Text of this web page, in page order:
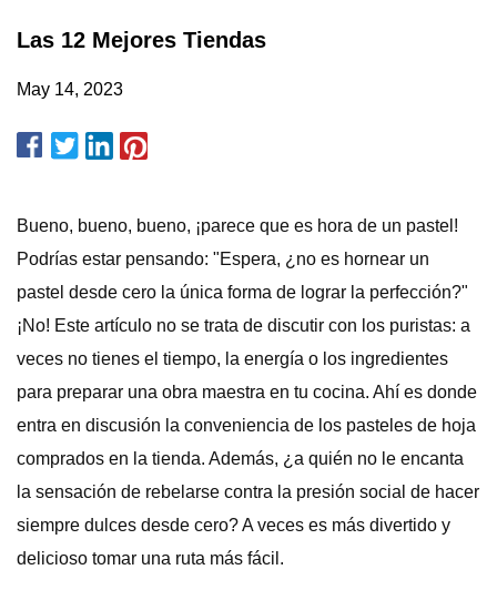
Las 12 Mejores Tiendas
May 14, 2023
Bueno, bueno, bueno, ¡parece que es hora de un pastel!
Podrías estar pensando: "Espera, ¿no es hornear un
pastel desde cero la única forma de lograr la perfección?"
¡No! Este artículo no se trata de discutir con los puristas: a
veces no tienes el tiempo, la energía o los ingredientes
para preparar una obra maestra en tu cocina. Ahí es donde
entra en discusión la conveniencia de los pasteles de hoja
comprados en la tienda. Además, ¿a quién no le encanta
la sensación de rebelarse contra la presión social de hacer
siempre dulces desde cero? A veces es más divertido y
delicioso tomar una ruta más fácil.